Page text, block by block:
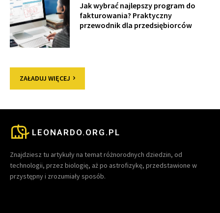
Jak wybrać najlepszy program do
fakturowania? Praktyczny
przewodnik dla przedsiębiorców
ZAŁADUJ WIĘCEJ
LEONARDO.ORG.PL
Znajdziesz tu artykuły na temat różnorodnych dziedzin, od
technologii, przez biologię, aż po astrofizykę, przedstawione w
przystępny i zrozumiały sposób.